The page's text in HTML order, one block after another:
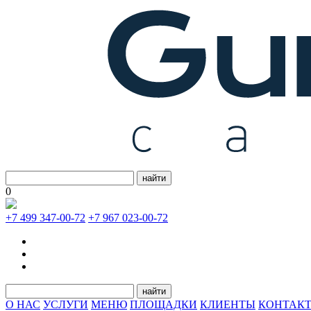
найти
0
+7 499 347-00-72 +7 967 023-00-72
найти
О НАС УСЛУГИ МЕНЮ ПЛОЩАДКИ КЛИЕНТЫ